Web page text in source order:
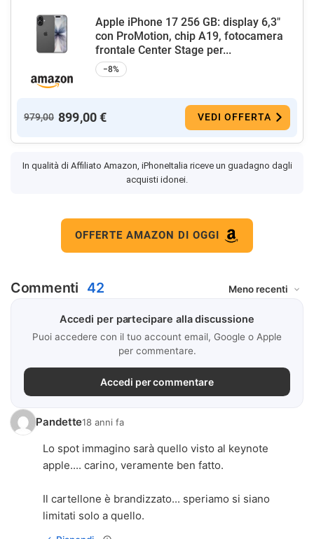
Apple iPhone 17 256 GB: display 6,3"
con ProMotion, chip A19, fotocamera
frontale Center Stage per...
−8%
979,00 899,00 € VEDI OFFERTA
In qualità di Affiliato Amazon, iPhoneItalia riceve un guadagno dagli
acquisti idonei.
OFFERTE AMAZON DI OGGI
Commenti 42
Accedi per partecipare alla discussione
Puoi accedere con il tuo account email, Google o Apple
per commentare.
Accedi per commentare
Pandette18 anni fa
Lo spot immagino sarà quello visto al keynote
apple.... carino, veramente ben fatto.
Il cartellone è brandizzato... speriamo si siano
limitati solo a quello.